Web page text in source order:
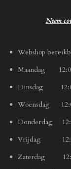
Neem
Webshop
Maandag
Dinsdag
Woensdag
Donderdag
Vrijdag
Zaterdag